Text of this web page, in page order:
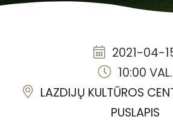
2021-04-
10:00 VAL.
LAZDIJŲ KULTŪROS
PUSLAPIS